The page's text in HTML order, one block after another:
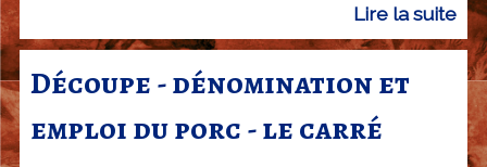
a
r
d
|
Lire la suite d
e
D
é
c
o
Découpe - dénomination et
emploi du porc - le carré